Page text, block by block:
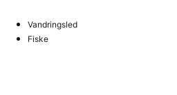
Vandringsled
Fiske